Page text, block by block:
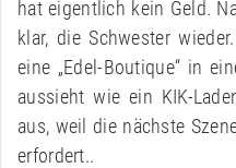
hat eigentlich kein Geld.
klar, die Schwester
eine „Edel-Boutique“ in
aussieht wie ein KIK-
aus, weil die nächste
erfordert..